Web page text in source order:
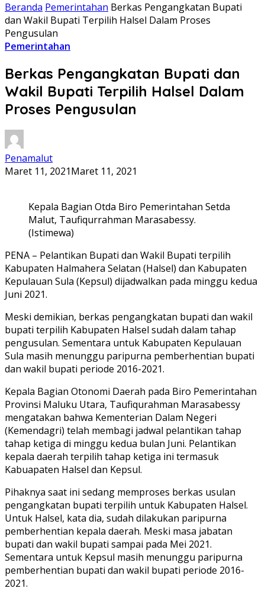
Beranda Pemerintahan Berkas Pengangkatan Bupati
dan Wakil Bupati Terpilih Halsel Dalam Proses
Pengusulan
Pemerintahan
Berkas Pengangkatan Bupati dan
Wakil Bupati Terpilih Halsel Dalam
Proses Pengusulan
Penamalut
Maret 11, 2021Maret 11, 2021
Kepala Bagian Otda Biro Pemerintahan Setda
Malut, Taufiqurrahman Marasabessy.
(Istimewa)
PENA – Pelantikan Bupati dan Wakil Bupati terpilih
Kabupaten Halmahera Selatan (Halsel) dan Kabupaten
Kepulauan Sula (Kepsul) dijadwalkan pada minggu kedua
Juni 2021.
Meski demikian, berkas pengangkatan bupati dan wakil
bupati terpilih Kabupaten Halsel sudah dalam tahap
pengusulan. Sementara untuk Kabupaten Kepulauan
Sula masih menunggu paripurna pemberhentian bupati
dan wakil bupati periode 2016-2021.
Kepala Bagian Otonomi Daerah pada Biro Pemerintahan
Provinsi Maluku Utara, Taufiqurahman Marasabessy
mengatakan bahwa Kementerian Dalam Negeri
(Kemendagri) telah membagi jadwal pelantikan tahap
tahap ketiga di minggu kedua bulan Juni. Pelantikan
kepala daerah terpilih tahap ketiga ini termasuk
Kabuapaten Halsel dan Kepsul.
Pihaknya saat ini sedang memproses berkas usulan
pengangkatan bupati terpilih untuk Kabupaten Halsel.
Untuk Halsel, kata dia, sudah dilakukan paripurna
pemberhentian kepala daerah. Meski masa jabatan
bupati dan wakil bupati sampai pada Mei 2021.
Sementara untuk Kepsul masih menunggu paripurna
pemberhentian bupati dan wakil bupati periode 2016-
2021.